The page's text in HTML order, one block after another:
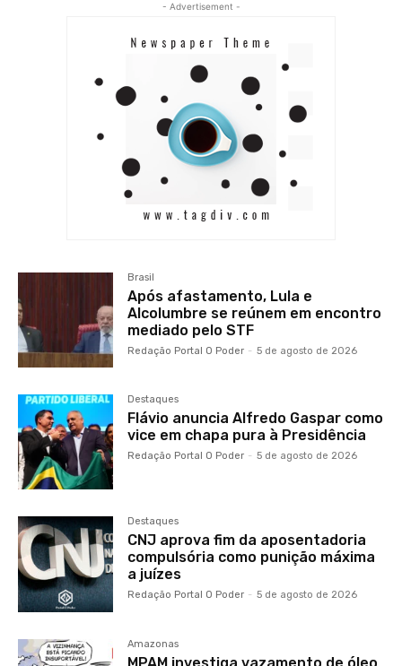
- Advertisement -
Brasil
Após afastamento, Lula e
Alcolumbre se reúnem em encontro
mediado pelo STF
Redação Portal O Poder - 5 de agosto de 2026
Destaques
Flávio anuncia Alfredo Gaspar como
vice em chapa pura à Presidência
Redação Portal O Poder - 5 de agosto de 2026
Destaques
CNJ aprova fim da aposentadoria
compulsória como punição máxima
a juízes
Redação Portal O Poder - 5 de agosto de 2026
Amazonas
MPAM investiga vazamento de óleo